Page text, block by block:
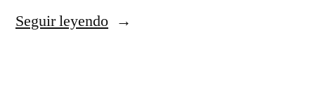
Seguir leyendo«Deslinde